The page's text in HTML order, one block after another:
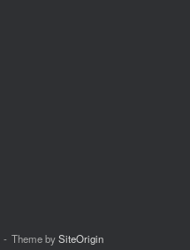
Theme bySiteOrigin